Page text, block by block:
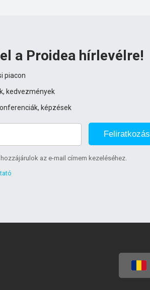
a Proidea hírlevélre!
piacon
kedvezmények
képzések
Feliratkozás
az e-mail címem kezeléséhez.